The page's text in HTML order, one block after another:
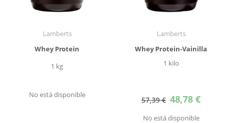
Lamberts
Whey Protein
1 kg
No está disponible
Lamberts
Whey Protein-Vainilla
1 kilo
57,39 € Precio
especial
48,78 €
No está disponible